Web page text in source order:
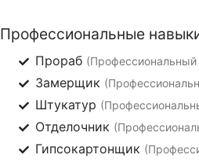
Профессиональные
Прораб (Профессиональный
Замерщик
Штукатур
Отделочник
Гипсокартонщик